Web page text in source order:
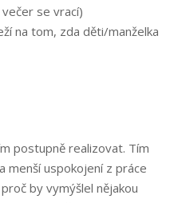
se vrací)
na tom, zda děti/manželka
postupně realizovat. Tím
menší uspokojení z práce
by vymýšlel nějakou